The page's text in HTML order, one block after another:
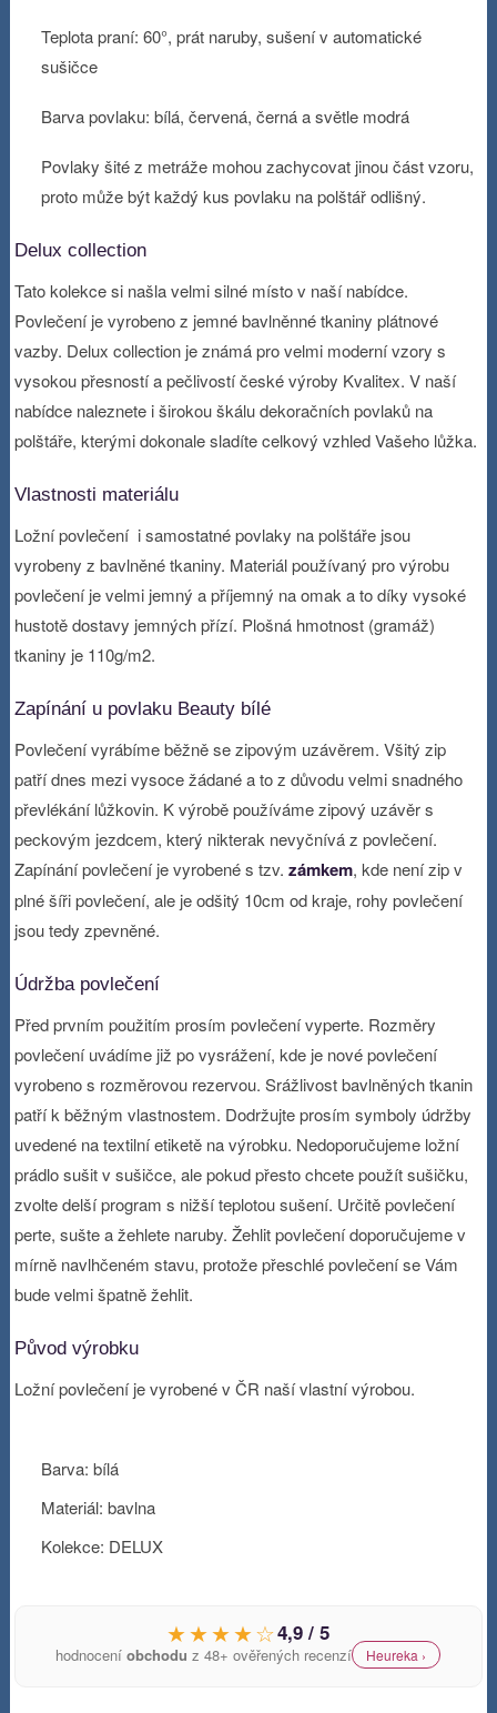
Teplota praní: 60°, prát naruby, sušení v automatické
sušičce
Barva povlaku: bílá, červená, černá a světle modrá
Povlaky šité z metráže mohou zachycovat jinou část vzoru,
proto může být každý kus povlaku na polštář odlišný.
Delux collection
Tato kolekce si našla velmi silné místo v naší nabídce.
Povlečení je vyrobeno z jemné bavlněnné tkaniny plátnové
vazby. Delux collection je známá pro velmi moderní vzory s
vysokou přesností a pečlivostí české výroby Kvalitex. V naší
nabídce naleznete i širokou škálu dekoračních povlaků na
polštáře, kterými dokonale sladíte celkový vzhled Vašeho lůžka.
Vlastnosti materiálu
Ložní povlečení i samostatné povlaky na polštáře jsou
vyrobeny z bavlněné tkaniny. Materiál používaný pro výrobu
povlečení je velmi jemný a příjemný na omak a to díky vysoké
hustotě dostavy jemných přízí. Plošná hmotnost (gramáž)
tkaniny je 110g/m2.
Zapínání u povlaku Beauty bílé
Povlečení vyrábíme běžně se zipovým uzávěrem. Všitý zip
patří dnes mezi vysoce žádané a to z důvodu velmi snadného
převlékání lůžkovin. K výrobě používáme zipový uzávěr s
peckovým jezdcem, který nikterak nevyčnívá z povlečení.
Zapínání povlečení je vyrobené s tzv.zámkem, kde není zip v
plné šíři povlečení, ale je odšitý 10cm od kraje, rohy povlečení
jsou tedy zpevněné.
Údržba povlečení
Před prvním použitím prosím povlečení vyperte. Rozměry
povlečení uvádíme již po vysrážení, kde je nové povlečení
vyrobeno s rozměrovou rezervou. Srážlivost bavlněných tkanin
patří k běžným vlastnostem. Dodržujte prosím symboly údržby
uvedené na textilní etiketě na výrobku. Nedoporučujeme ložní
prádlo sušit v sušičce, ale pokud přesto chcete použít sušičku,
zvolte delší program s nižší teplotou sušení. Určitě povlečení
perte, sušte a žehlete naruby. Žehlit povlečení doporučujeme v
mírně navlhčeném stavu, protože přeschlé povlečení se Vám
bude velmi špatně žehlit.
Původ výrobku
Ložní povlečení je vyrobené v ČR naší vlastní výrobou.
Barva: bílá
Materiál: bavlna
Kolekce: DELUX
★★★★☆4,9 / 5
hodnoceníobchodu z 48+ ověřených recenzí Heureka ›